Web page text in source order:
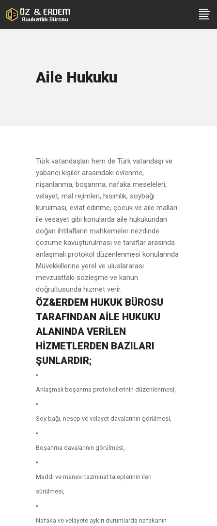
Aile Hukuku
Türk vatandaşları hem de Türk vatandaşı ve
yabancı kişiler arasındaki evlenme,
nişanlanma, boşanma, nafaka meseleleri,
velayet, mal rejimleri, hısımlık, soybağı
kurulması, evlat edinme, çocuk ve aile malları
ile vesayet gibi konularda aile hukukundan
doğan ihtilafların mahkemeler nezdinde
çözüme kavuşturulması ve taraflar arasında
anlaşmalı protokol düzenlenmesi konularında
Müvekkillerine yerel ve uluslararası
mevzuattaki sözleşme ve kanun
doğrultusunda hizmet verir.
ÖZ&ERDEM HUKUK BÜROSU
TARAFINDAN AILE HUKUKU
ALANINDA VERILEN
HIZMETLERDEN BAZILARI
ŞUNLARDIR;
Anlaşmalı boşanma protokollerinin düzenlenmesi,
Soy bağı, nesep ve velayet davalarının görülmesi,
Boşanma davalarının görülmesi,
Maddi ve manevi tazminat taleplerinin ileri
sürülmesi,
Nafaka ve velayete aykırı durumlarda nafakanın